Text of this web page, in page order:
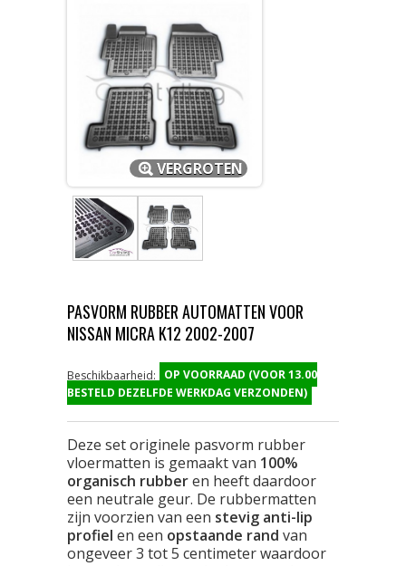
VERGROTEN
PASVORM RUBBER AUTOMATTEN VOOR
NISSAN MICRA K12 2002-2007
Beschikbaarheid:
OP VOORRAAD (VOOR 13.00
BESTELD DEZELFDE WERKDAG VERZONDEN)
Deze set originele pasvorm rubber
vloermatten is gemaakt van 100%
organisch rubberen heeft daardoor
een neutrale geur. De rubbermatten
zijn voorzien van een stevig anti-lip
profiel en een opstaande rand van
ongeveer 3 tot 5 centimeter waardoor